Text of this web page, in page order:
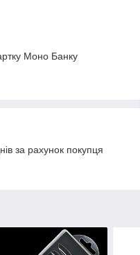
Моно Банку
за рахунок покупця